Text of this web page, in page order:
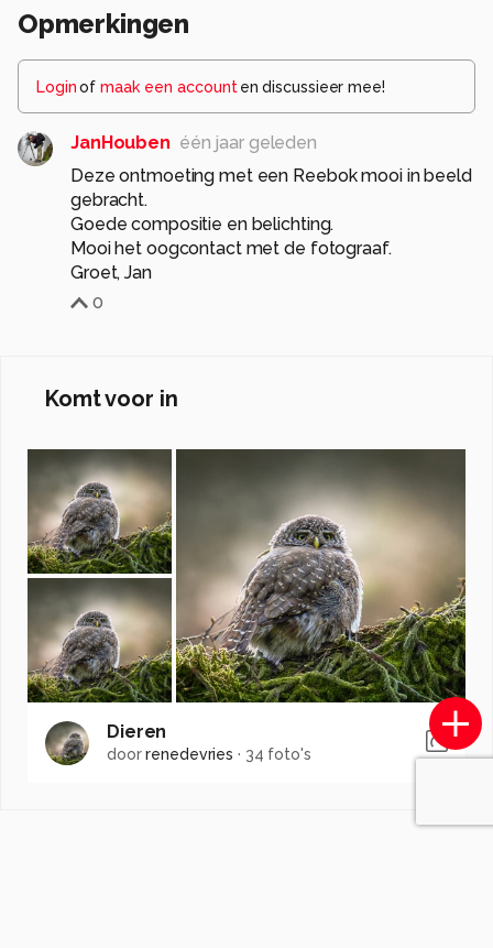
Opmerkingen
Loginof maak een account en discussieer mee!
JanHouben één jaar geleden
Deze ontmoeting met een Reebok mooi in beeld
gebracht.
Goede compositie en belichting.
Mooi het oogcontact met de fotograaf.
Groet, Jan
0
Komt voor in
Dieren
doorrenedevries · 34 foto's